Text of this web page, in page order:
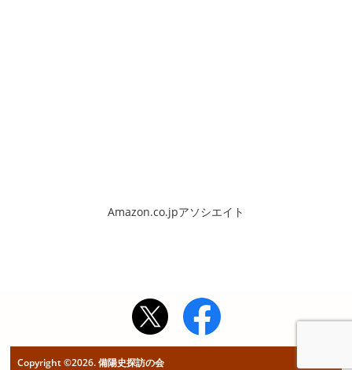
Amazon.co.jpアソシエイト
Copyright ©2026. 備陽史探訪の会